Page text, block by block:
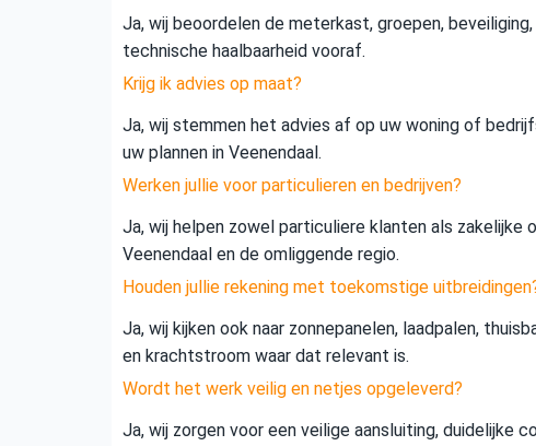
Ja, wij beoordelen de meterkast, groepen,
technische haalbaarheid vooraf.
Krijg ik advies op maat?
Ja, wij stemmen het advies af op uw woning of
uw plannen in Veenendaal.
Werken jullie voor particulieren en bedrijven?
Ja, wij helpen zowel particuliere klanten als zakelijke
Veenendaal en de omliggende regio.
Houden jullie rekening met toekomstige
Ja, wij kijken ook naar zonnepanelen, laadpalen,
en krachtstroom waar dat relevant is.
Wordt het werk veilig en netjes opgeleverd?
Ja, wij zorgen voor een veilige aansluiting, duidelijke